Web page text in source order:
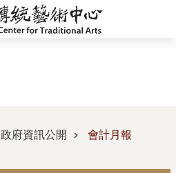
政府資訊公開 會計月報